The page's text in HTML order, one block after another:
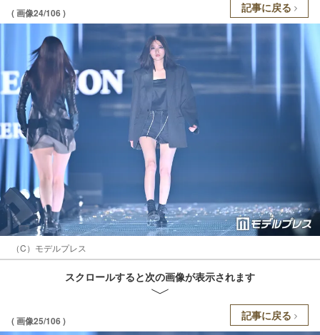
( 画像24/106 ) 記事に戻る
（C）モデルプレス
スクロールすると次の画像が表示されます
( 画像25/106 ) 記事に戻る